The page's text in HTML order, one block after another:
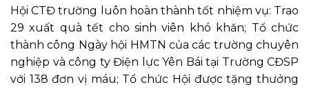
Hội CTĐ trường luôn hoàn thành tốt nhiệm vụ: Trao
29 xuất quà tết cho sinh viên khó khăn; Tổ chức
thành công Ngày hội HMTN của các trường chuyên
nghiệp và công ty Điện lực Yên Bái tại Trường CĐSP
với 138 đơn vị máu; Tổ chức Hội được tặng thưởng